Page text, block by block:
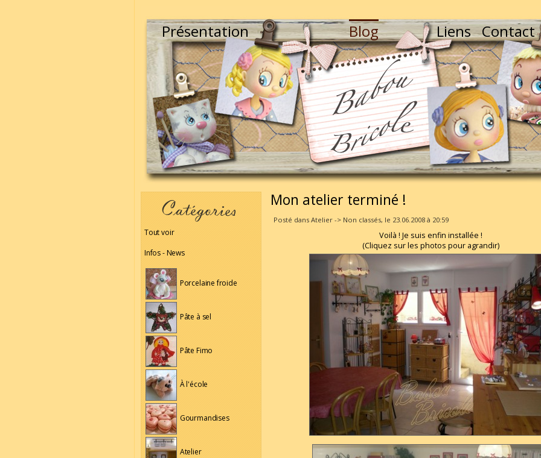
Présentation Blog Liens Contact
Tout voir
Infos - News
Porcelaine froide
Pâte à sel
Pâte Fimo
À l'école
Gourmandises
Atelier
Mon atelier terminé !
Posté dans Atelier -> Non classés, le 23.06.2008 à 20:59
Voilà ! Je suis enfin installée !
(Cliquez sur les photos pour agrandir)